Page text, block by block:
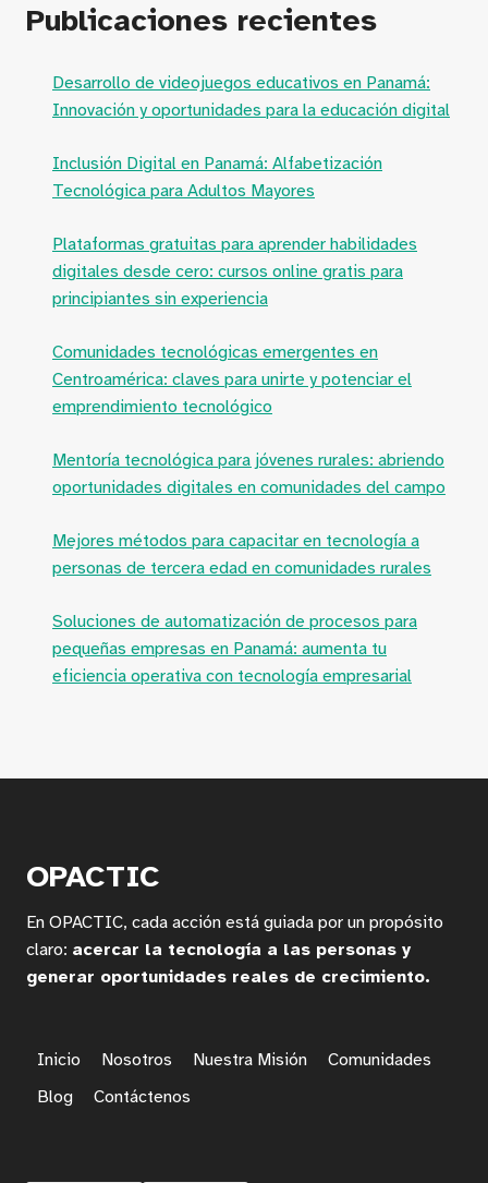
Publicaciones recientes
Desarrollo de videojuegos educativos en Panamá:
Innovación y oportunidades para la educación digital
Inclusión Digital en Panamá: Alfabetización
Tecnológica para Adultos Mayores
Plataformas gratuitas para aprender habilidades
digitales desde cero: cursos online gratis para
principiantes sin experiencia
Comunidades tecnológicas emergentes en
Centroamérica: claves para unirte y potenciar el
emprendimiento tecnológico
Mentoría tecnológica para jóvenes rurales: abriendo
oportunidades digitales en comunidades del campo
Mejores métodos para capacitar en tecnología a
personas de tercera edad en comunidades rurales
Soluciones de automatización de procesos para
pequeñas empresas en Panamá: aumenta tu
eficiencia operativa con tecnología empresarial
OPACTIC
En OPACTIC, cada acción está guiada por un propósito
claro: acercar la tecnología a las personas y
generar oportunidades reales de crecimiento.
Inicio Nosotros Nuestra Misión
Comunidades
Blog
Contáctenos